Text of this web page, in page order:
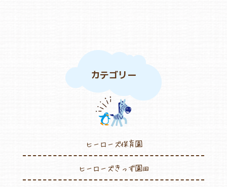
ヒーローズきっず園田
ヒーローズにしのみや保育園
キッズ１ハート旭保育所
カテゴリー
ヒーローズ保育園
ヒーローズきっず園田